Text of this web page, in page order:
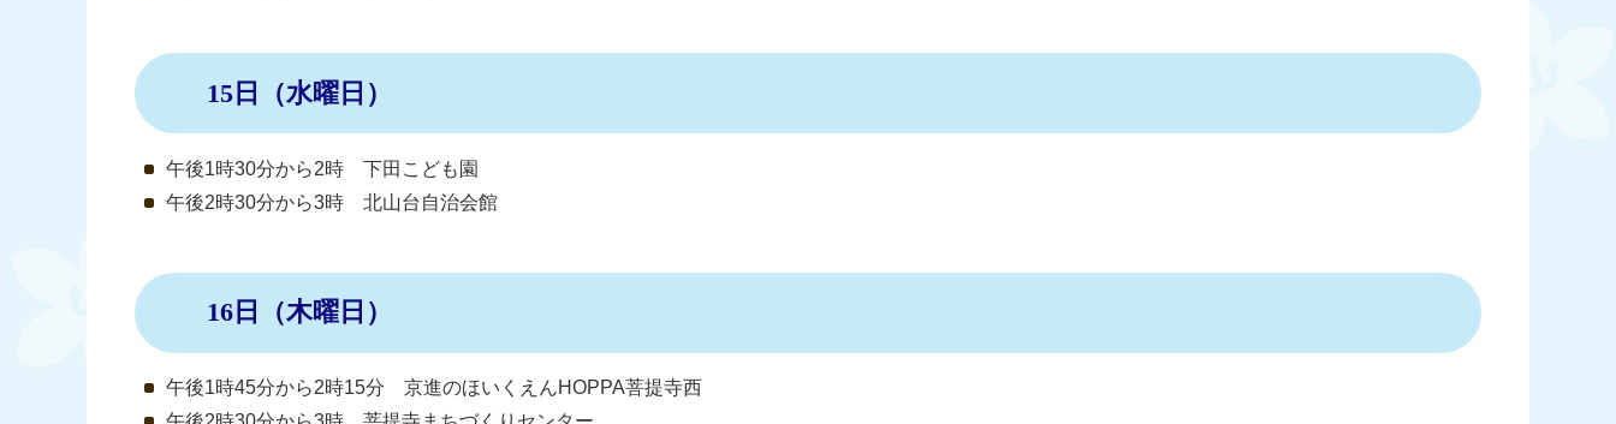
15日（水曜日）
午後1時30分から2時 下田こども園
午後2時30分から3時 北山台自治会館
16日（木曜日）
午後1時45分から2時15分 京進のほいくえんHOPPA菩提寺西